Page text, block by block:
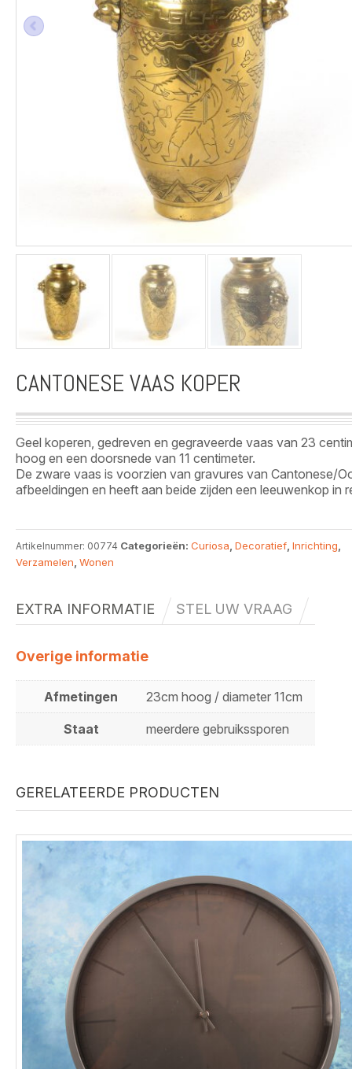
CANTONESE VAAS KOPER
Geel koperen, gedreven en gegraveerde vaas van 23
hoog en een doorsnede van 11 centimeter.
De zware vaas is voorzien van gravures van Cantonese/
afbeeldingen en heeft aan beide zijden een leeuwenkop in
Artikelnummer: 00774 Categorieën: Curiosa, Decoratief, Inrichting,
Verzamelen, Wonen
EXTRA INFORMATIE STEL UW VRAAG
Overige informatie
Afmetingen 23cm hoog / diameter 11cm
Staat meerdere gebruikssporen
GERELATEERDE PRODUCTEN